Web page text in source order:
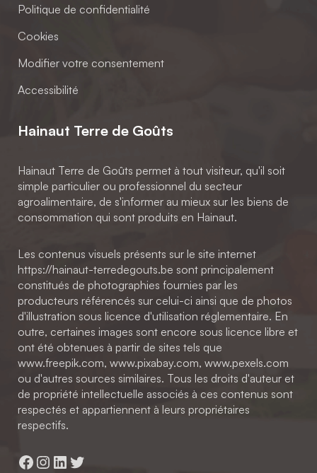
Politique de confidentialité
Cookies
Modifier votre consentement
Accessibilité
Hainaut Terre de Goûts
Hainaut Terre de Goûts permet à tout visiteur, qu'il soit
simple particulier ou professionnel du secteur
agroalimentaire, de s'informer au mieux sur les biens de
consommation qui sont produits en Hainaut.
Les contenus visuels présents sur le site internet
https://hainaut-terredegouts.be sont principalement
constitués de photographies fournies par les
producteurs référencés sur celui-ci ainsi que de photos
d'illustration sous licence d'utilisation réglementaire. En
outre, certaines images sont encore sous licence libre et
ont été obtenues à partir de sites tels que
www.freepik.com, www.pixabay.com, www.pexels.com
ou d'autres sources similaires. Tous les droits d'auteur et
de propriété intellectuelle associés à ces contenus sont
respectés et appartiennent à leurs propriétaires
respectifs.
Facebook
Instagram
LinkedIn
Twitter